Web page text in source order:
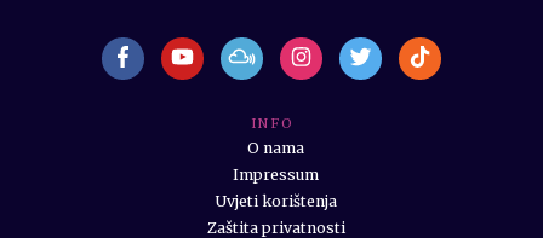
I N F O
O nama
Impressum
Uvjeti korištenja
Zaštita privatnosti